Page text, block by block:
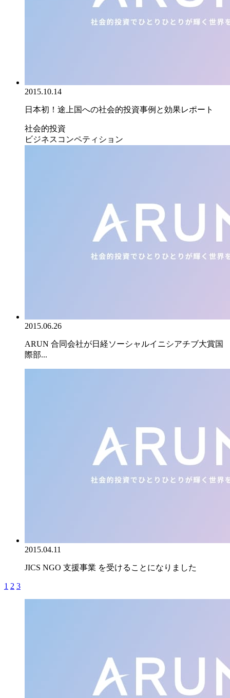
2015.10.14
日本初！途上国への社会的投資事例と効果レポート
社会的投資
ビジネスコンペティション
2015.06.26
ARUN 合同会社が日経ソーシャルイニシアチブ大賞国
際部...
2015.04.11
JICS NGO 支援事業 を受けることになりました
1 2 3